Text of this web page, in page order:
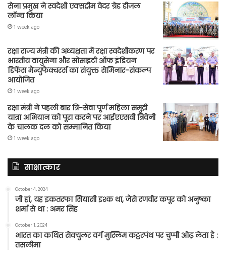
सेना प्रमुख ने स्वदेशी एक्सट्रीम वेदर ग्रेड डीजल
लॉन्च किया
1 week ago
रक्षा राज्य मंत्री की अध्यक्षता में रक्षा स्वदेशीकरण पर
भारतीय वायुसेना और सोसाइटी ऑफ इंडियन
डिफेंस मैन्युफैक्चरर्स का संयुक्त सेमिनार-संकल्प
आयोजित
1 week ago
रक्षा मंत्री ने पहली बार त्रि-सेवा पूर्ण महिला समुद्री
यात्रा अभियान को पूरा करने पर आईएएसवी त्रिवेनी
के चालक दल को सम्मानित किया
1 week ago
साक्षात्कार
October 4, 2024
जी हां, यह इकतरफा सियासी इश्क था, जैसे रणवीर कपूर को अनुष्का
शर्मा से था : अमर सिंह
October 1, 2024
भारत का कथित सेक्युलर वर्ग मुस्लिम कट्टरपंथ पर चुप्पी ओढ़ लेता है :
तसलीमा